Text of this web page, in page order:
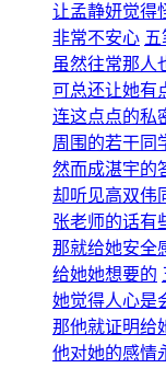
让孟静妍觉得
非常不安心 五
虽然往常那人
可总还让她有
连这点点的私
周围的若干同
然而成湛宇的
却听见高双伟
张老师的话有
那就给她安全
给她她想要的
她觉得人心是
那他就证明给
他对她的感情